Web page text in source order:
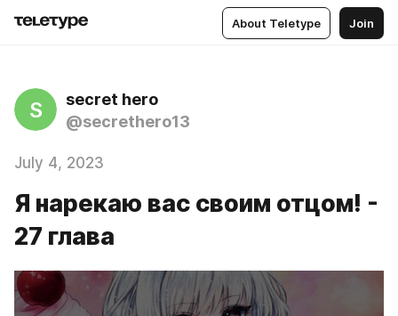
About Teletype Join
S
secret hero
@secrethero13
July 4, 2023
Я нарекаю вас своим отцом! -
27 глава